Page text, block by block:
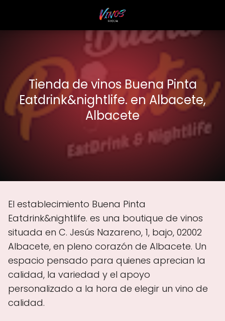
Tienda de vinos Buena Pinta
Eatdrink&nightlife. en Albacete,
Albacete
El establecimiento Buena Pinta
Eatdrink&nightlife. es una boutique de vinos
situada en C. Jesús Nazareno, 1, bajo, 02002
Albacete, en pleno corazón de Albacete. Un
espacio pensado para quienes aprecian la
calidad, la variedad y el apoyo
personalizado a la hora de elegir un vino de
calidad.